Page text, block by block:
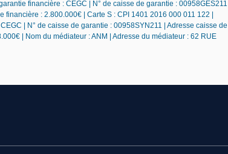
financière : CEGC | N° de caisse de garantie : 00958GES211
: 2.800.000€ | Carte S : CPI 1401 2016 000 011 122 |
| N° de caisse de garantie : 00958SYN211 | Adresse caisse de
| Nom du médiateur : ANM | Adresse du médiateur : 62 RUE